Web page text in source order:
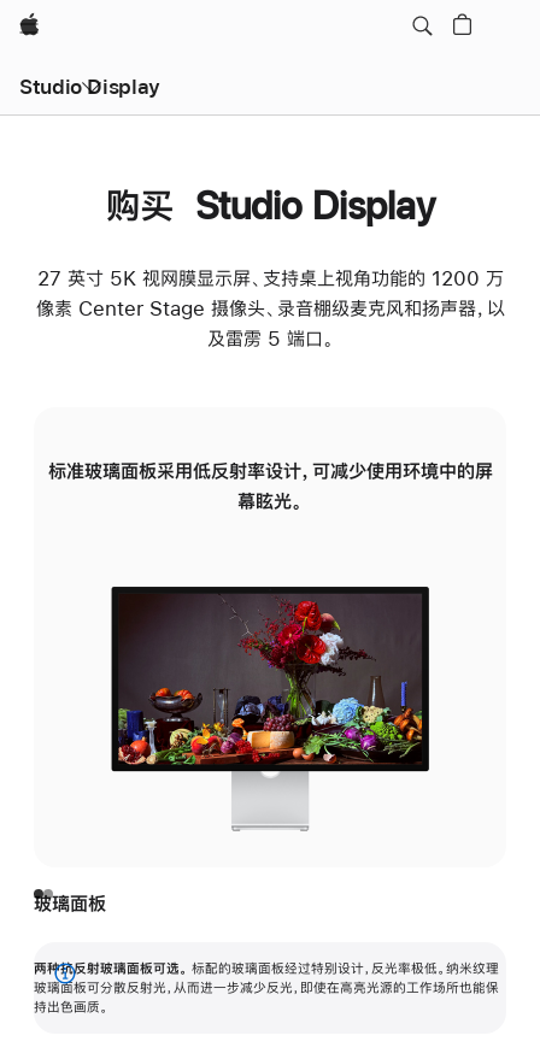
Apple
Studio Display
购买 Studio Display
27 英寸 5K 视网膜显示屏、支持桌上视角功能的 1200 万
像素 Center Stage 摄像头、录音棚级麦克风和扬声器，以
及雷雳 5 端口。
标准玻璃面板采用低反射率设计，可减少使用环境中的屏
幕眩光。
玻璃面板
两种抗反射玻璃面板可选。 标配的玻璃面板经过特别设计，反光率极低。纳米纹理
玻璃面板可分散反射光，从而进一步减少反光，即使在高亮光源的工作场所也能保
持出色画质。
展
开